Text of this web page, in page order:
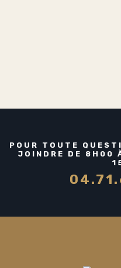
POUR TOUTE
JOINDRE DE 8H00